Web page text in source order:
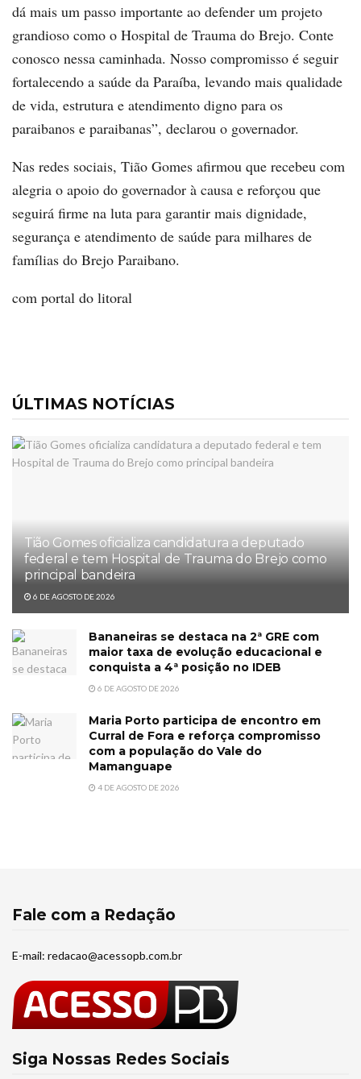
dá mais um passo importante ao defender um projeto
grandioso como o Hospital de Trauma do Brejo. Conte
conosco nessa caminhada. Nosso compromisso é seguir
fortalecendo a saúde da Paraíba, levando mais qualidade
de vida, estrutura e atendimento digno para os
paraibanos e paraibanas”, declarou o governador.
Nas redes sociais, Tião Gomes afirmou que recebeu com
alegria o apoio do governador à causa e reforçou que
seguirá firme na luta para garantir mais dignidade,
segurança e atendimento de saúde para milhares de
famílias do Brejo Paraibano.
com portal do litoral
ÚLTIMAS NOTÍCIAS
Tião Gomes oficializa candidatura a deputado
federal e tem Hospital de Trauma do Brejo como
principal bandeira
6 DE AGOSTO DE 2026
Bananeiras se destaca na 2ª GRE com
maior taxa de evolução educacional e
conquista a 4ª posição no IDEB
6 DE AGOSTO DE 2026
Maria Porto participa de encontro em
Curral de Fora e reforça compromisso
com a população do Vale do
Mamanguape
4 DE AGOSTO DE 2026
Fale com a Redação
E-mail: redacao@acessopb.com.br
Siga Nossas Redes Sociais